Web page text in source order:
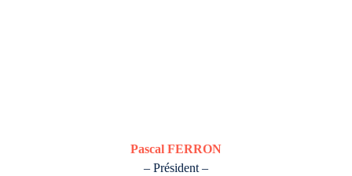
Pascal FERRON
– Président –